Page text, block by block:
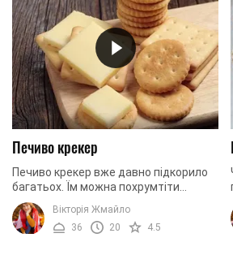
Печиво крекер
Печиво крекер вже давно підкорило
багатьох. Їм можна похрумтіти
ввечері, переглядаючи фільм або
просто подати як закуску до пива. З
них навіть можна ...
Вікторія Жмайло
36
20 4.5